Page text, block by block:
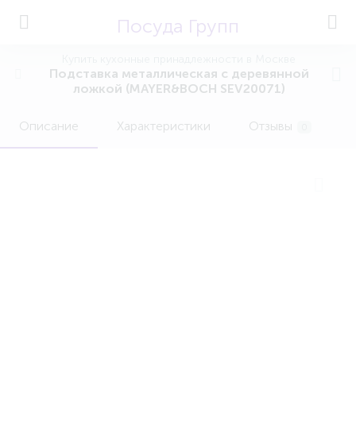
Посуда Групп
Подставка металлическая с деревянной
ложкой (MAYER&BOCH SEV20071)
Описание Характеристики Отзывы